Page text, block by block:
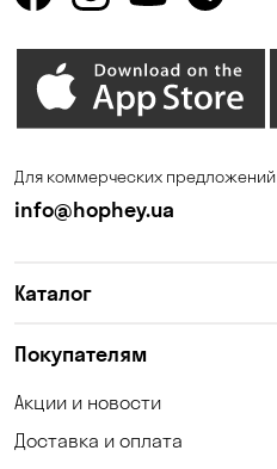
Для коммерческих предложений
info@hophey.ua
Каталог
Покупателям
Акции и новости
Доставка и оплата